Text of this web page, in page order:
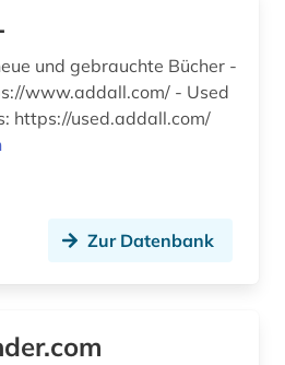
und gebrauchte Bücher -
- Used
https://used.addall.com/
Zur Datenbank